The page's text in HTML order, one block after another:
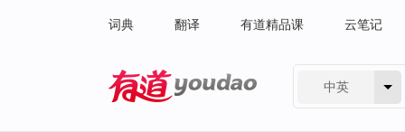
词典 翻译 有道精品课 云笔记
中英